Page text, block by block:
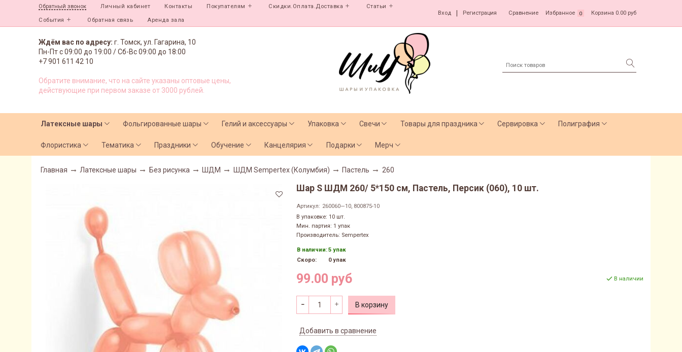
Обратный звонок Личный кабинет Контакты Покупателям Скидки.Оплата.Доставка Статьи
События Обратная связь Аренда зала
Вход Регистрация Сравнение Избранное 0 Корзина 0.00 руб
Ждём вас по адресу: г. Томск, ул. Гагарина, 10
Пн-Пт с09:00 до 19:00 /Сб-Вс 09:00 до 18:00
+7 901 611 42 10
Обратите внимание, что на сайте указаны оптовые цены,
действующие при первом заказе от 3000 рублей.
Латексные шары Фольгированные шары Гелий и аксессуары Упаковка Свечи Товары для праздника Сервировка Полиграфия
Флористика Тематика Праздники Обучение Канцелярия Подарки Мерч
Главная Латексные шары Без рисунка ШДМ ШДМ Sempertex (Колумбия) Пастель 260
Шар S ШДМ 260/ 5*150 см, Пастель, Персик (060), 10 шт.
Артикул: 260060—10, 800875-10
В упаковке: 10 шт.
Мин. партия: 1 упак
Производитель: Sempertex
В наличии:5 упак
Скоро:
0 упак
99.00 руб В наличии
В корзину
Добавить в сравнение